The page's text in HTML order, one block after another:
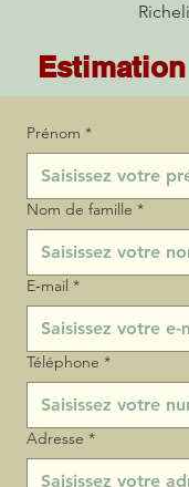
Prénom *
Nom de famille *
E‑mail *
Téléphone *
Adresse *